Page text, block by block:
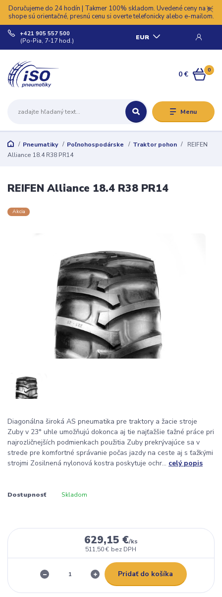
Doručujeme do 24 hodín | Takmer 100% skladom. Uvedené ceny na e-
shope sú orientačné, presnú cenu si overte telefonicky alebo e-mailom.
Menu
EUR
+421 905 557 500
(Po-Pia, 7-17 hod.)
0
0 €
Pneumatiky Poľnohospodárske Traktor pohon
REIFEN
Alliance 18.4 R38 PR14
REIFEN Alliance 18.4 R38 PR14
Akcia
Diagonálna široká AS pneumatika pre traktory a žacie stroje
Zuby v 23° uhle umožňujú dokonca aj tie najťažšie ťažné práce pri
najrozličnejších podmienkach použitia Zuby prekrývajúce sa v
strede pre komfortné správanie počas jazdy na ceste aj s ťažkými
strojmi Zosilnená nylonová kostra poskytuje ochr... celý popis
Dostupnosť Skladom
629,15 €/ks
511,50 € bez DPH
Pridať do košíka